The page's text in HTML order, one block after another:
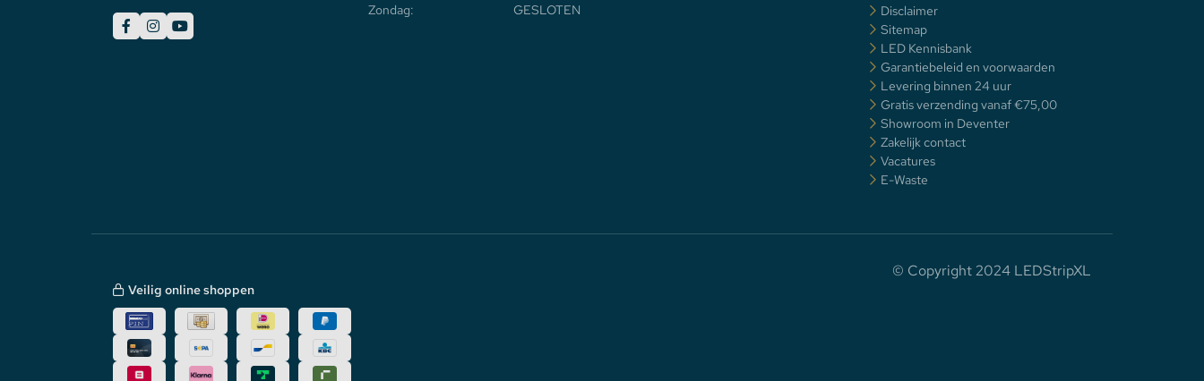
Zondag:
GESLOTEN
Disclaimer
Sitemap
LED Kennisbank
Garantiebeleid en voorwaarden
Levering binnen 24 uur
Gratis verzending vanaf €75,00
Showroom in Deventer
Zakelijk contact
Vacatures
E-Waste
© Copyright 2024 LEDStripXL
Veilig online shoppen